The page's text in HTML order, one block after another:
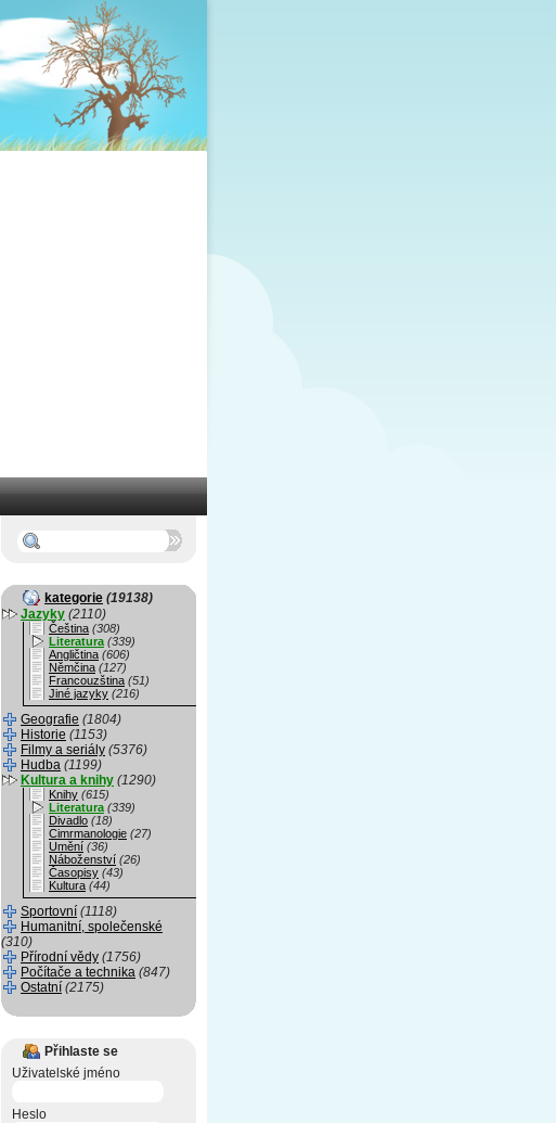
kategorie (19138)
Jazyky (2110)
Čeština (308)
Literatura (339)
Angličtina (606)
Němčina (127)
Francouzština (51)
Jiné jazyky (216)
Geografie (1804)
Historie (1153)
Filmy a seriály (5376)
Hudba (1199)
Kultura a knihy (1290)
Knihy (615)
Literatura (339)
Divadlo (18)
Cimrmanologie (27)
Umění (36)
Náboženství (26)
Časopisy (43)
Kultura (44)
Sportovní (1118)
Humanitní, společenské
(310)
Přírodní vědy (1756)
Počítače a technika (847)
Ostatní (2175)
Přihlaste se
Uživatelské jméno
Heslo